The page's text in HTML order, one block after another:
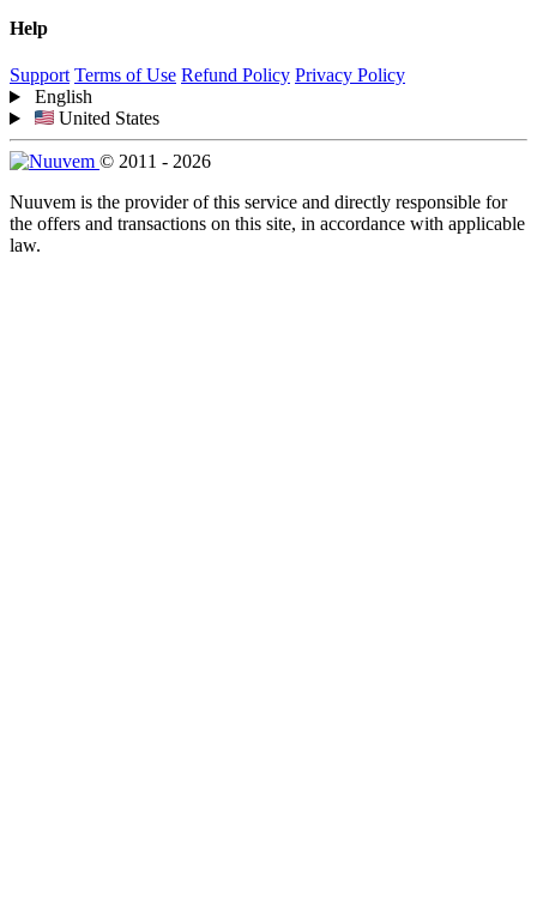
Help
Support Terms of Use Refund Policy Privacy Policy
English
United States
© 2011 - 2026
Nuuvem is the provider of this service and directly responsible for
the offers and transactions on this site, in accordance with applicable
law.